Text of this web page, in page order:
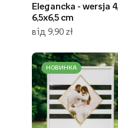
Elegancka - wersja 4,
6,5x6,5 cm
від 9,90 zł
НОВИНКА